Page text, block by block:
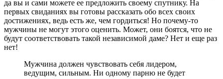
да вы и сами можете ее предложить своему спутнику. На
первых свиданиях вы готовы рассказать обо всех своих
достижениях, ведь есть же, чем гордиться! Но почему-то
мужчины не могут этого оценить. Может, они боятся, что не
будут соответствовать такой независимой даме? Нет и еще раз
нет!
Мужчина должен чувствовать себя лидером,
ведущим, сильным. Ни одному парню не будет